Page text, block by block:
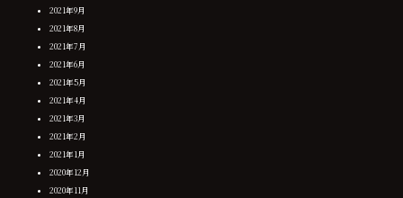
2021年9月
2021年8月
2021年7月
2021年6月
2021年5月
2021年4月
2021年3月
2021年2月
2021年1月
2020年12月
2020年11月